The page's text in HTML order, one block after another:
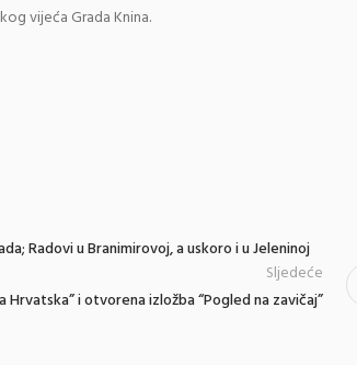
vijeća Grada Knina.
Radovi u Branimirovoj, a uskoro i u Jeleninoj
i otvorena izložba “Pogled na zavičaj”
Sljedeće